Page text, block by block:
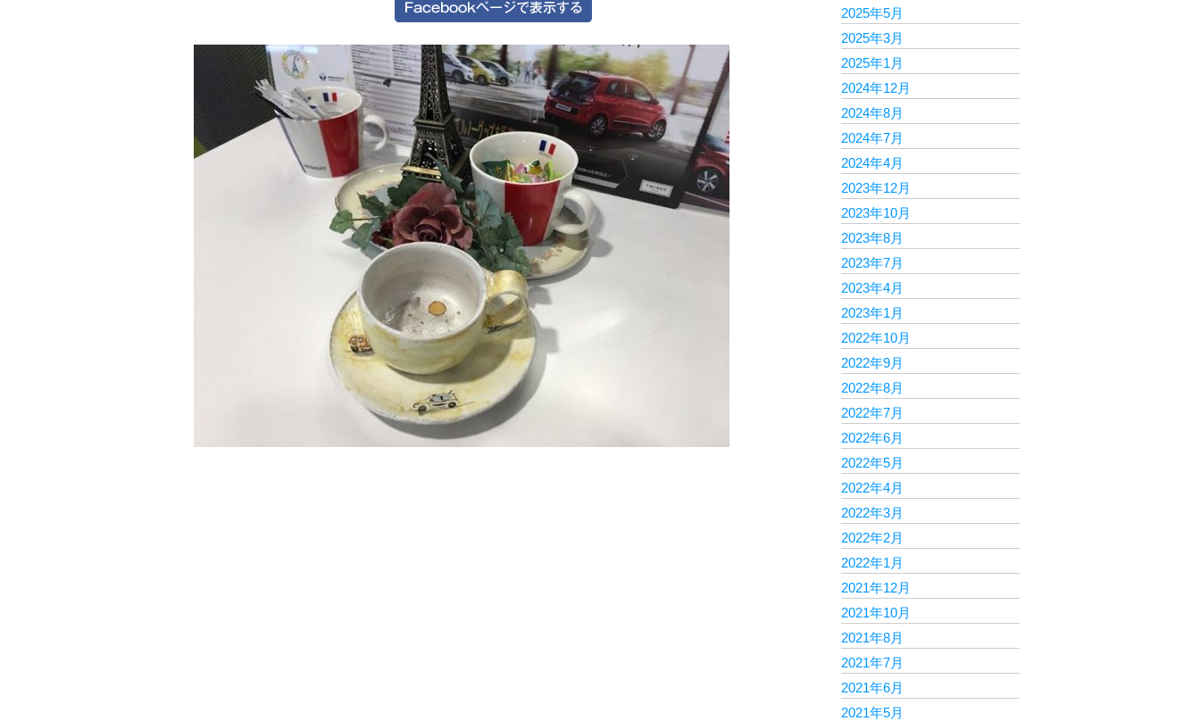
2025年5月
2025年3月
2025年1月
2024年12月
2024年8月
2024年7月
2024年4月
2023年12月
2023年10月
2023年8月
2023年7月
2023年4月
2023年1月
2022年10月
2022年9月
2022年8月
2022年7月
2022年6月
2022年5月
2022年4月
2022年3月
2022年2月
2022年1月
2021年12月
2021年10月
2021年8月
2021年7月
2021年6月
2021年5月